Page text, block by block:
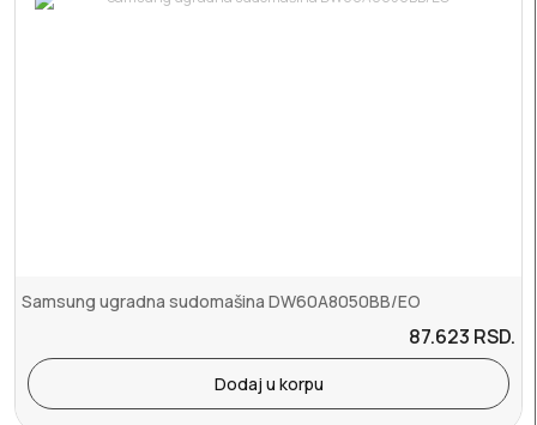
Samsung ugradna sudomašina DW60A8050BB/EO
87.623 RSD.
Dodaj u korpu